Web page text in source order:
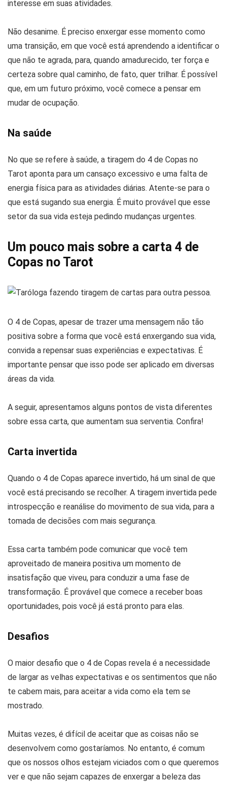
interesse em suas atividades.
Não desanime. É preciso enxergar esse momento como
uma transição, em que você está aprendendo a identificar o
que não te agrada, para, quando amadurecido, ter força e
certeza sobre qual caminho, de fato, quer trilhar. É possível
que, em um futuro próximo, você comece a pensar em
mudar de ocupação.
Na saúde
No que se refere à saúde, a tiragem do 4 de Copas no
Tarot aponta para um cansaço excessivo e uma falta de
energia física para as atividades diárias. Atente-se para o
que está sugando sua energia. É muito provável que esse
setor da sua vida esteja pedindo mudanças urgentes.
Um pouco mais sobre a carta 4 de
Copas no Tarot
O 4 de Copas, apesar de trazer uma mensagem não tão
positiva sobre a forma que você está enxergando sua vida,
convida a repensar suas experiências e expectativas. É
importante pensar que isso pode ser aplicado em diversas
áreas da vida.
A seguir, apresentamos alguns pontos de vista diferentes
sobre essa carta, que aumentam sua serventia. Confira!
Carta invertida
Quando o 4 de Copas aparece invertido, há um sinal de que
você está precisando se recolher. A tiragem invertida pede
introspecção e reanálise do movimento de sua vida, para a
tomada de decisões com mais segurança.
Essa carta também pode comunicar que você tem
aproveitado de maneira positiva um momento de
insatisfação que viveu, para conduzir a uma fase de
transformação. É provável que comece a receber boas
oportunidades, pois você já está pronto para elas.
Desafios
O maior desafio que o 4 de Copas revela é a necessidade
de largar as velhas expectativas e os sentimentos que não
te cabem mais, para aceitar a vida como ela tem se
mostrado.
Muitas vezes, é difícil de aceitar que as coisas não se
desenvolvem como gostaríamos. No entanto, é comum
que os nossos olhos estejam viciados com o que queremos
ver e que não sejam capazes de enxergar a beleza das